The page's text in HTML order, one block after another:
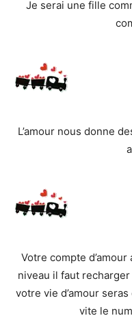
Je serai une fille
L’amour nous donne
Votre compte
niveau il faut
votre vie d’amour
vite le